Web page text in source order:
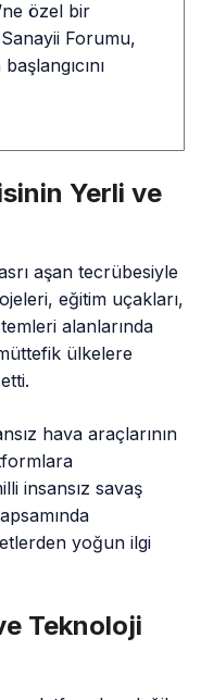
özel bir
Forumu,
Yerli ve
aşan tecrübesiyle
eğitim uçakları,
alanlarında
ülkelere
hava araçlarının
insansız savaş
yoğun ilgi
Teknoloji